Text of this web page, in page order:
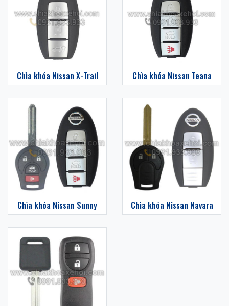
Chìa khóa Nissan X-Trail Chìa khóa Nissan Teana
Chìa khóa Nissan Sunny Chìa khóa Nissan Navara